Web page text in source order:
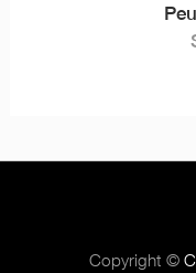
Copyright ©